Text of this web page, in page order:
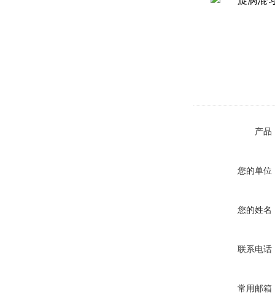
产品
您的单位
您的姓名
联系电话
常用邮箱